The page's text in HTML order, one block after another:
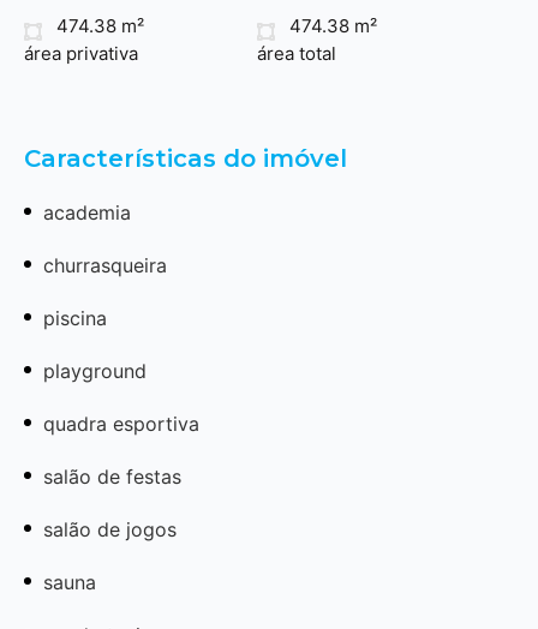
474.38 m²
área privativa
474.38 m²
área total
Características do imóvel
academia
churrasqueira
piscina
playground
quadra esportiva
salão de festas
salão de jogos
sauna